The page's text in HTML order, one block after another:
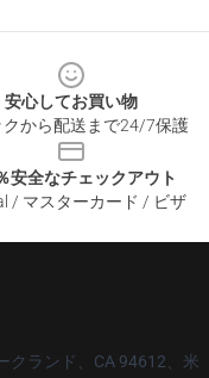
安心してお買い物
クから配送まで24/7保護
安全なチェックアウト
/ マスターカード / ビザ
クランド、CA 94612、米